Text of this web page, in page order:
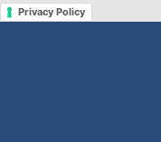
Privacy Policy